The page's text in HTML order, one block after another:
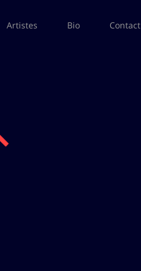
Artistes Bio Contact